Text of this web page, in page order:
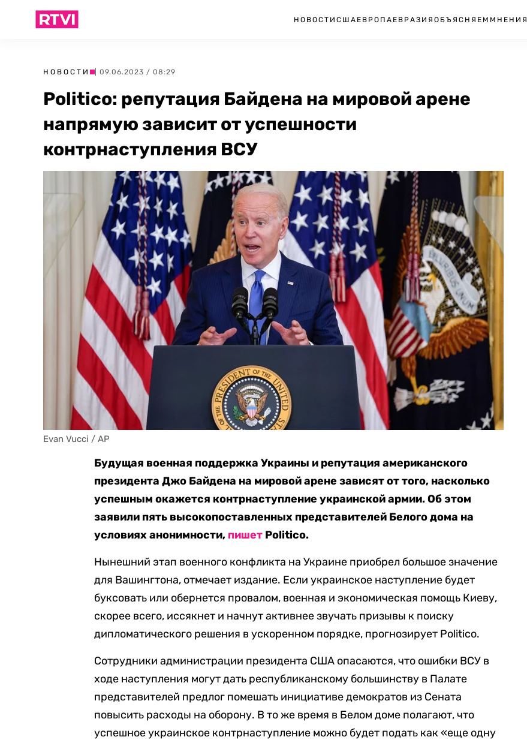
НОВОСТИ США ЕВРОПА ЕВРАЗИЯ ОБЪЯСНЯЕМ МНЕНИЯ
НОВОСТИ | 09.06.2023 / 08:29
Politico: репутация Байдена на мировой арене
напрямую зависит от успешности
контрнаступления ВСУ
Evan Vucci / AP
Будущая военная поддержка Украины и репутация американского
президента Джо Байдена на мировой арене зависят от того, насколько
успешным окажется контрнаступление украинской армии. Об этом
заявили пять высокопоставленных представителей Белого дома на
условиях анонимности, пишет Politico.
Нынешний этап военного конфликта на Украине приобрел большое значение
для Вашингтона, отмечает издание. Если украинское наступление будет
буксовать или обернется провалом, военная и экономическая помощь Киеву,
скорее всего, иссякнет и начнут активнее звучать призывы к поиску
дипломатического решения в ускоренном порядке, прогнозирует Politico.
Сотрудники администрации президента США опасаются, что ошибки ВСУ в
ходе наступления могут дать республиканскому большинству в Палате
представителей предлог помешать инициативе демократов из Сената
повысить расходы на оборону. В то же время в Белом доме полагают, что
успешное украинское контрнаступление можно будет подать как «еще одну